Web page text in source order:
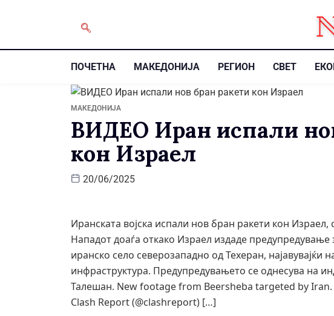
ПОЧЕТНА МАКЕДОНИЈА РЕГИОН СВЕТ
МАКЕДОНИЈА
ВИДЕО Иран испали
кон Израел
20/06/2025
Иранската војска испали нов бран ракети кон Израел,
Нападот доаѓа откако Израел издаде предупредување
иранско село северозападно од Техеран, најавувајќи
инфраструктура. Предупредувањето се однесува на
Талешан. New footage from Beersheba targeted by
Clash Report (@clashreport) […]